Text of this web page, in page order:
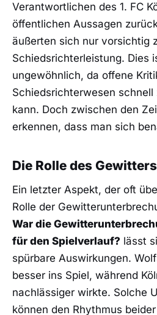
Verantwortlichen des 1. FC
öffentlichen Aussagen
äußerten sich nur vorsichtig
Schiedsrichterleistung. Dies
ungewöhnlich, da offene
Schiedsrichterwesen
kann. Doch zwischen den
erkennen, dass man sich
Die Rolle des
Ein letzter Aspekt, der oft
Rolle der
War die
für den Spielverlauf? lässt
spürbare Auswirkungen.
besser ins Spiel, während
nachlässiger wirkte. Solche
können den Rhythmus